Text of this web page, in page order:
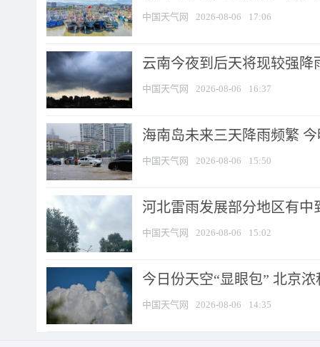
中国天气网 2026-08-06 17:06
云南今夜到后天将现较强降
中国天气网 2026-08-06 16:37
海南岛未来三天降雨频繁
中国天气网 2026-08-06 15:50
河北雷雨发展部分地区有中
中国天气网 2026-08-06 15:02
今日份天空“显眼包” 北京
中国天气网 2026-08-06 14:35